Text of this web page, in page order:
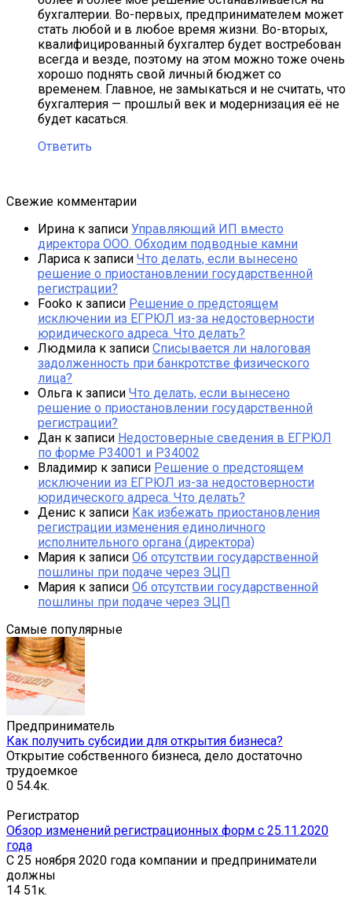
бухгалтерии. Во-первых, предпринимателем может
стать любой и в любое время жизни. Во-вторых,
квалифицированный бухгалтер будет востребован
всегда и везде, поэтому на этом можно тоже очень
хорошо поднять свой личный бюджет со
временем. Главное, не замыкаться и не считать, что
бухгалтерия — прошлый век и модернизация её не
будет касаться.
Ответить
Свежие комментарии
Ирина к записи Управляющий ИП вместо
директора ООО. Обходим подводные камни
Лариса к записи Что делать, если вынесено
решение о приостановлении государственной
регистрации?
Fooko к записи Решение о предстоящем
исключении из ЕГРЮЛ из-за недостоверности
юридического адреса. Что делать?
Людмила к записи Списывается ли налоговая
задолженность при банкротстве физического
лица?
Ольга к записи Что делать, если вынесено
решение о приостановлении государственной
регистрации?
Дан к записи Недостоверные сведения в ЕГРЮЛ
по форме Р34001 и Р34002
Владимир к записи Решение о предстоящем
исключении из ЕГРЮЛ из-за недостоверности
юридического адреса. Что делать?
Денис к записи Как избежать приостановления
регистрации изменения единоличного
исполнительного органа (директора)
Мария к записи Об отсутствии государственной
пошлины при подаче через ЭЦП
Мария к записи Об отсутствии государственной
пошлины при подаче через ЭЦП
Самые популярные
Предприниматель
Как получить субсидии для открытия бизнеса?
Открытие собственного бизнеса, дело достаточно
трудоемкое
0 54.4к.
Регистратор
Обзор изменений регистрационных форм с 25.11.2020
года
С 25 ноября 2020 года компании и предприниматели
должны
14 51к.